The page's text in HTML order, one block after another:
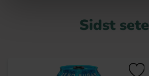
Sidst sete